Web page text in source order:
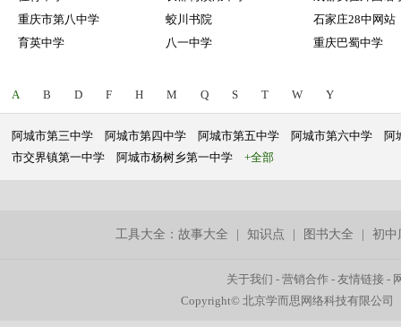
重庆市第八中学
蛟川书院
石家庄28中网站
育英中学
八一中学 重庆巴蜀中学
A B D F H M Q S T W Y
阿城市第三中学 阿城市第四中学 阿城市第五中学 阿城市第六中学
阿
市交界镇第一中学
阿城市杨树乡第一中学 +全部
工具大全：故事大全 |知识点 图书大全 |初中
关于我们 -营销合作 -友情链接 -
Copyright© 北京学而思网络科技有限公司